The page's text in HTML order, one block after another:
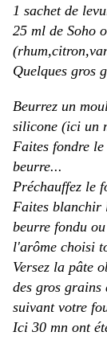
1 sachet de
25 ml de Soho
Quelques gros
Beurrez un
silicone (ici un
Faites fondre
beurre...
Préchauffez le
Faites blanchir
beurre fondu
l'arôme choisi
Versez la pâte
des gros grains
suivant votre
Ici 30 mn ont